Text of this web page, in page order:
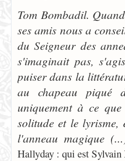
Tom Bombadil.
ses amis nous a
du Seigneur des
s'imaginait pas,
puiser dans la
au chapeau piqué
uniquement à ce
solitude et le lyrisme,
l'anneau magique
Hallyday : qui est